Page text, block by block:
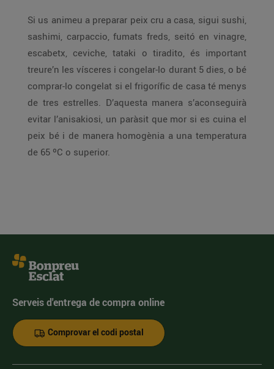
Si us animeu a preparar peix cru a casa, sigui sushi,
sashimi, carpaccio, fumats freds, seitó en vinagre,
escabetx, ceviche, tataki o tiradito, és important
treure’n les vísceres i congelar-lo durant 5 dies, o bé
comprar-lo congelat si el frigorífic de casa té menys
de tres estrelles. D’aquesta manera s’aconseguirà
evitar l’anisakiosi, un paràsit que mor si es cuina el
peix bé i de manera homogènia a una temperatura
de 65 ºC o superior.
Serveis d'entrega de compra online
Comprovar el codi postal